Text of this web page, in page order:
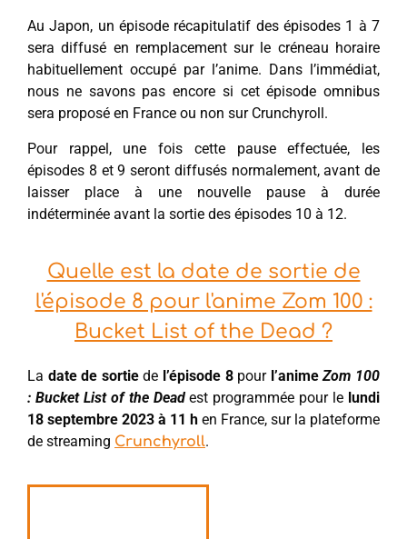
Au Japon, un épisode récapitulatif des épisodes 1 à 7
sera diffusé en remplacement sur le créneau horaire
habituellement occupé par l’anime. Dans l’immédiat,
nous ne savons pas encore si cet épisode omnibus
sera proposé en France ou non sur Crunchyroll.
Pour rappel, une fois cette pause effectuée, les
épisodes 8 et 9 seront diffusés normalement, avant de
laisser place à une nouvelle pause à durée
indéterminée avant la sortie des épisodes 10 à 12.
Quelle est la date de sortie de
l'épisode 8 pour l'anime Zom 100 :
Bucket List of the Dead ?
La date de sortiede l’épisode 8pour l’animeZom 100
: Bucket List of the Deadest programmée pour le lundi
18 septembre 2023 à 11 h en France, sur la plateforme
de streaming Crunchyroll.